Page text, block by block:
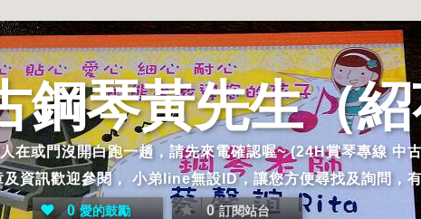
鋼琴黃先生（
在或門沒開白跑一趟，請先來電確認喔~ (24H賞琴專線
資訊歡迎參閱， 小弟line無設ID，讓您方便尋找及詢問，
0 愛的鼓勵 0 訂閱站台